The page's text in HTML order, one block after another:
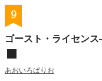
9
ゴースト・ライセン
あおいろぱりお